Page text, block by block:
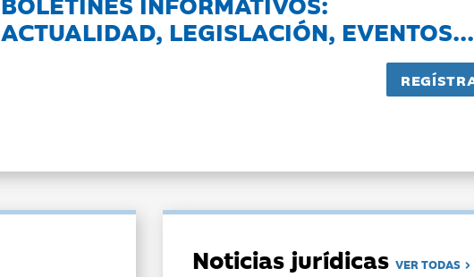
ACTUALIDAD, LEGISLACIÓN, EVENTOS...
Noticias jurídicasVER TODAS